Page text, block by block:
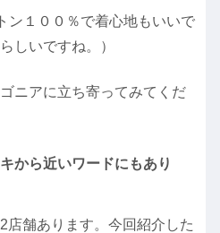
ン１００％で着心地もいいで
しいですね。）
ニアに立ち寄ってみてくだ
から近いワードにもあり
店舗あります。今回紹介した